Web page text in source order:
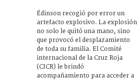
Édinson recogió por error un
artefacto explosivo. La explosión
no solo le quitó una mano, sino
que provocó el desplazamiento
de toda su familia. El Comité
internacional de la Cruz Roja
(CICR) le brindó
acompañamiento para acceder a